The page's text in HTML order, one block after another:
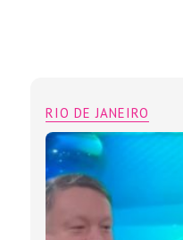
RIO DE JANEIRO